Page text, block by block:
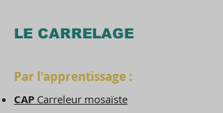
LE CARRELAGE
Par l'apprentissage :
CAP Carreleur mosaïste